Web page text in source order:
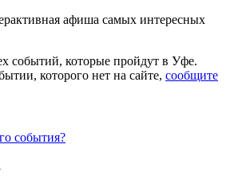
афиша самых интересных
событий, которые пройдут в Уфе.
которого нет на сайте, сообщите
события?